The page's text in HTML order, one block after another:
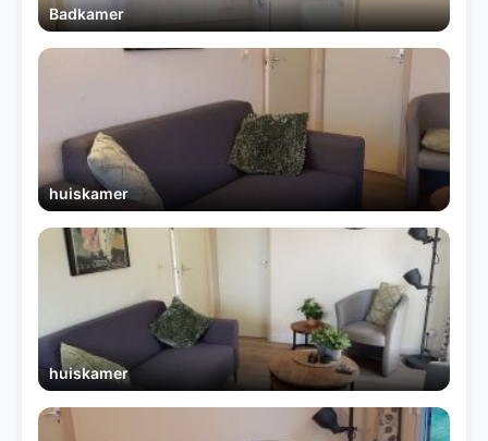
Badkamer
huiskamer
huiskamer